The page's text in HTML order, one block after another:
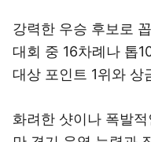
강력한 우승 후보로
대회 중 16차례나 톱
대상 포인트 1위와
화려한 샷이나 폭발